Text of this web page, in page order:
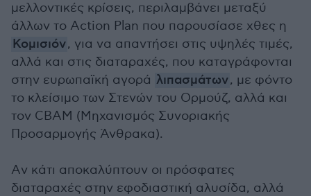
μελλοντικές κρίσεις, περιλαμβάνει μεταξύ
άλλων το Action Plan που παρουσίασε χθες η
Κομισιόν, για να απαντήσει στις υψηλές τιμές,
αλλά και στις διαταραχές, που καταγράφονται
στην ευρωπαϊκή αγορά λιπασμάτων, με φόντο
το κλείσιμο των Στενών του Ορμούζ, αλλά και
τον CBAM (Μηχανισμός Συνοριακής
Προσαρμογής Άνθρακα).
Aν κάτι αποκαλύπτουν οι πρόσφατες
διαταραχές στην εφοδιαστική αλυσίδα, αλλά